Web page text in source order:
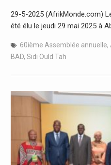
29-5-2025 (AfrikMonde.com)
été élu le jeudi 29 mai 2025 à
60ième Assemblée annuelle,
BAD, Sidi Ould Tah